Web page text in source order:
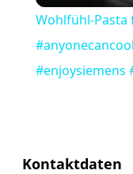
Wohlfühl-Pasta
#enjoysiemens
Kontaktdaten